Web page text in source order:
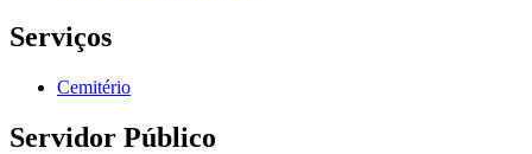
Serviços
Cemitério
Servidor Público